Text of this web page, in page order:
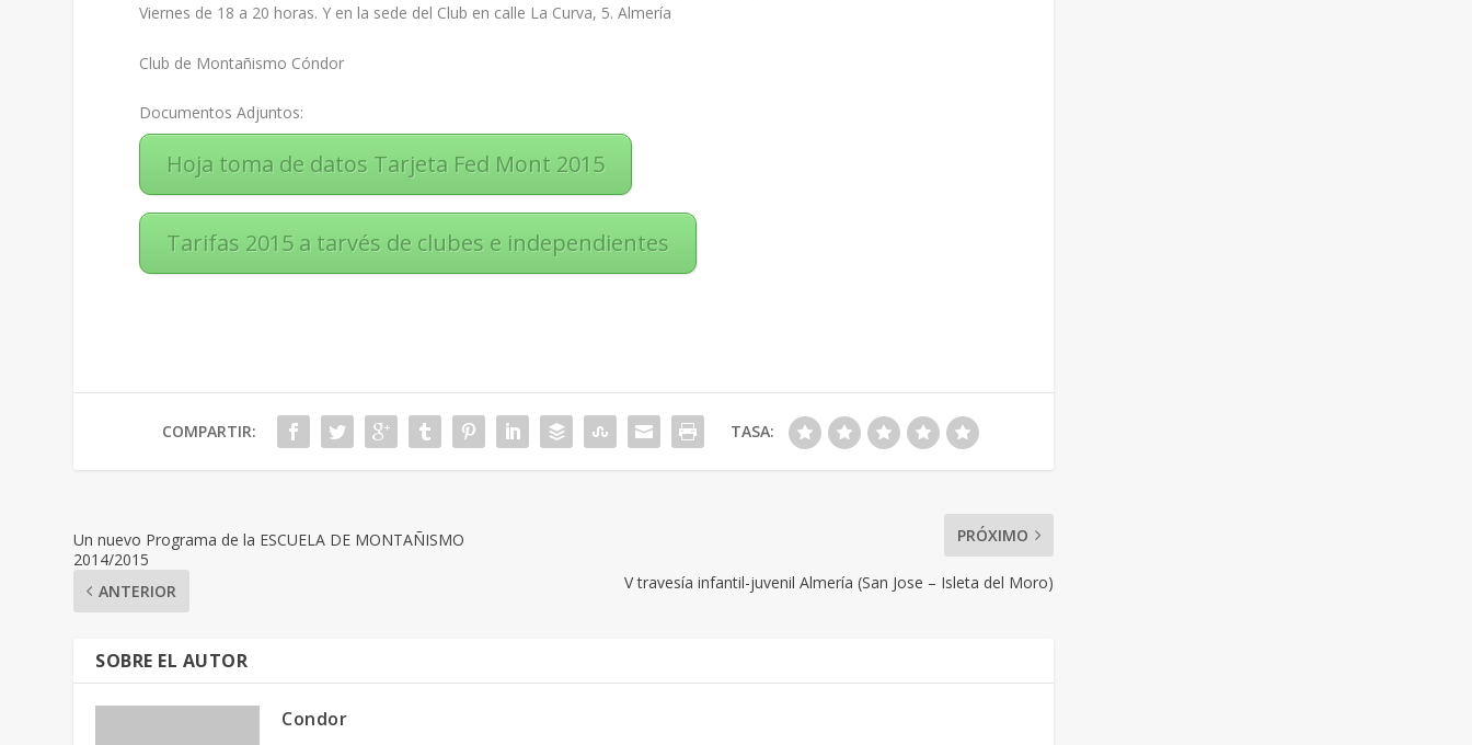
Viernes de 18 a 20 horas. Y en la sede del Club en calle La Curva, 5. Almería
Club de Montañismo Cóndor
Documentos Adjuntos:
Hoja toma de datos Tarjeta Fed Mont 2015
Tarifas 2015 a tarvés de clubes e independientes
COMPARTIR: TASA:
Un nuevo Programa de la ESCUELA DE MONTAÑISMO
2014/2015
ANTERIOR
PRÓXIMO
V travesía infantil-juvenil Almería (San Jose – Isleta del Moro)
SOBRE EL AUTOR
Condor